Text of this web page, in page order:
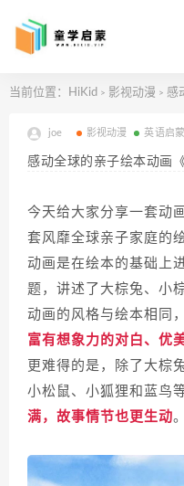
当前位置： HiKid > 影视动漫 > 感
joe 影视动漫 英语启蒙
感动全球的亲子绘本动画
今天给大家分享一套动
套风靡全球亲子家庭的
动画是在绘本的基础上
题，讲述了大棕兔、小
动画的风格与绘本相同
富有想象力的对白、优
更难得的是，除了大棕
小松鼠、小狐狸和蓝鸟
满，故事情节也更生动。